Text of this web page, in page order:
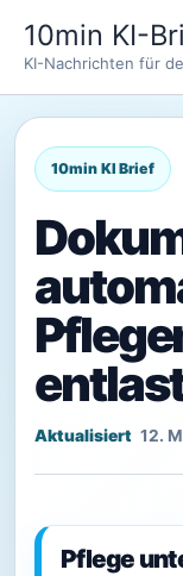
Inhalt
springen
10min KI-
KI-Nachrichten für
12.
Pflege